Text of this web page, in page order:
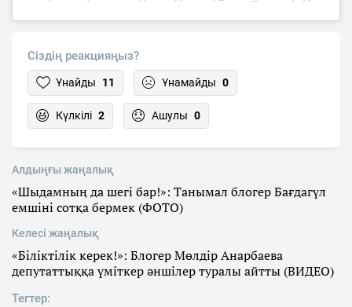
Сіздің реакцияңыз?
Ұнайды 11 Ұнамайды 0
Күлкілі 2 Ашулы 0
Алдыңғы жаңалық
«Шыдамның да шегі бар!»: Танымал блогер Бағдагүл
емшіні сотқа бермек (ФОТО)
Келесі жаңалық
«Біліктілік керек!»: Блогер Мөлдір Анарбаева
депутаттыққа үміткер әншілер туралы айтты (ВИДЕО)
Тегтер: